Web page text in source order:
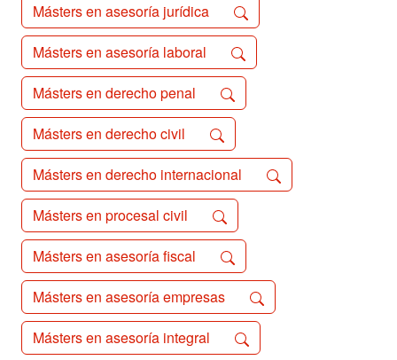
Másters en asesoría jurídica
Másters en asesoría laboral
Másters en derecho penal
Másters en derecho civil
Másters en derecho internacional
Másters en procesal civil
Másters en asesoría fiscal
Másters en asesoría empresas
Másters en asesoría integral